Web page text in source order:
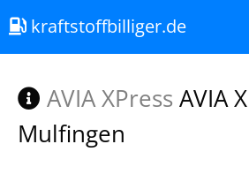
kraftstoffbilliger.de
AVIA XPress AVIA
Mulfingen